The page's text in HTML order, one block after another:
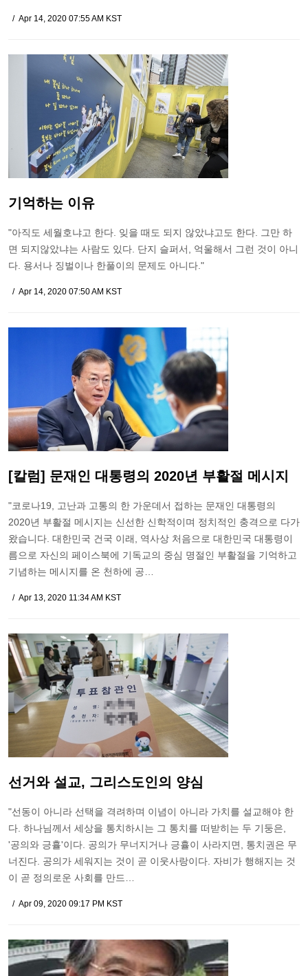
Apr 14, 2020 07:55 AM KST
기억하는 이유
"아직도 세월호냐고 한다. 잊을 때도 되지 않았냐고도 한다. 그만 하
면 되지않았냐는 사람도 있다. 단지 슬퍼서, 억울해서 그런 것이 아니
다. 용서나 징벌이나 한풀이의 문제도 아니다."
Apr 14, 2020 07:50 AM KST
[칼럼] 문재인 대통령의 2020년 부활절 메시지
"코로나19, 고난과 고통의 한 가운데서 접하는 문재인 대통령의
2020년 부활절 메시지는 신선한 신학적이며 정치적인 충격으로 다가
왔습니다. 대한민국 건국 이래, 역사상 처음으로 대한민국 대통령이
름으로 자신의 페이스북에 기독교의 중심 명절인 부활절을 기억하고
기념하는 메시지를 온 천하에 공…
Apr 13, 2020 11:34 AM KST
선거와 설교, 그리스도인의 양심
"선동이 아니라 선택을 격려하며 이념이 아니라 가치를 설교해야 한
다. 하나님께서 세상을 통치하시는 그 통치를 떠받히는 두 기둥은,
'공의와 긍휼'이다. 공의가 무너지거나 긍휼이 사라지면, 통치권은 무
너진다. 공의가 세워지는 것이 곧 이웃사랑이다. 자비가 행해지는 것
이 곧 정의로운 사회를 만드…
Apr 09, 2020 09:17 PM KST